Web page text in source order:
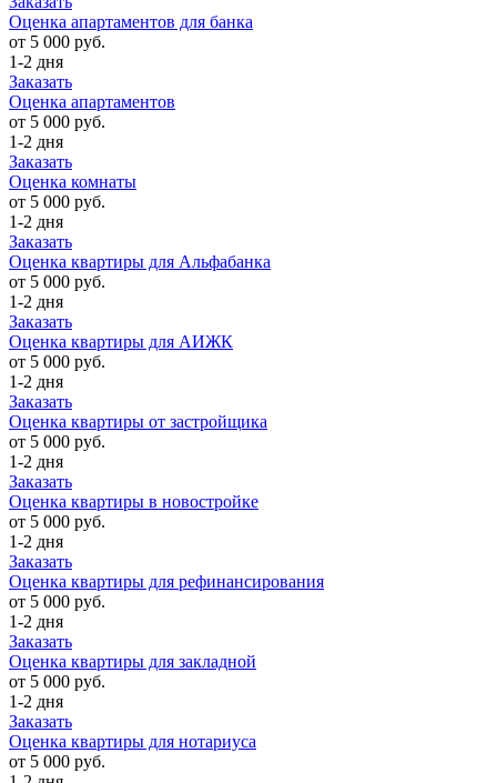
Оценка апартаментов для банка
от 5 000 руб.
1-2 дня
Заказать
Оценка апартаментов
от 5 000 руб.
1-2 дня
Заказать
Оценка комнаты
от 5 000 руб.
1-2 дня
Заказать
Оценка квартиры для Альфабанка
от 5 000 руб.
1-2 дня
Заказать
Оценка квартиры для АИЖК
от 5 000 руб.
1-2 дня
Заказать
Оценка квартиры от застройщика
от 5 000 руб.
1-2 дня
Заказать
Оценка квартиры в новостройке
от 5 000 руб.
1-2 дня
Заказать
Оценка квартиры для рефинансирования
от 5 000 руб.
1-2 дня
Заказать
Оценка квартиры для закладной
от 5 000 руб.
1-2 дня
Заказать
Оценка квартиры для нотариуса
от 5 000 руб.